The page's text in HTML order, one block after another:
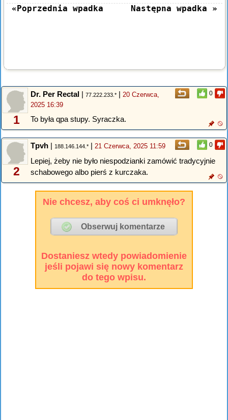
«Poprzednia wpadka Następna wpadka »
0
1
Dr. Per Rectal | 77.222.233.* | 20 Czerwca,
2025 16:39
To była qpa stupy. Syraczka.
0
2
Tpvh | 188.146.144.* | 21 Czerwca, 2025 11:59
Lepiej, żeby nie było niespodzianki zamówić tradycyjnie
schabowego albo pierś z kurczaka.
Nie chcesz, aby coś ci umknęło?
Dostaniesz wtedy powiadomienie
jeśli pojawi się nowy komentarz
do tego wpisu.